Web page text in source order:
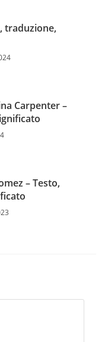
traduzione,
Carpenter –
– Testo,